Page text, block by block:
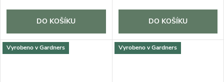
DO KOŠÍKU DO KOŠÍKU
Vyrobeno v Gardners Vyrobeno v Gardners